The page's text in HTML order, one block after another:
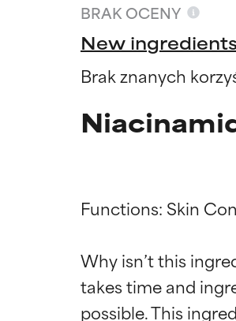
BRAK OCENY
New
Brak znanych
Functions: Skin
Why isn’t this
takes time and